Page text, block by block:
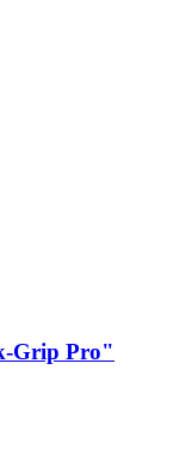
​Grip Pro"